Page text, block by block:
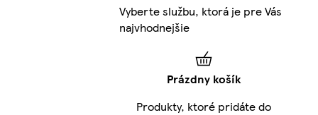
Vyberte službu, ktorá je pre Vás
najvhodnejšie
Prázdny košík
Produkty, ktoré pridáte do